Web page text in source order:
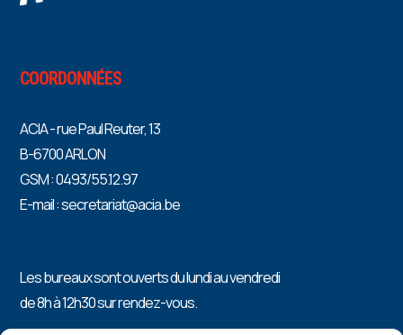
COORDONNÉES
ACIA - rue Paul Reuter, 13
B-6700 ARLON
GSM : 0493/55.12.97
E-mail : secretariat@acia.be
Les bureaux sont ouverts du lundi au vendredi
de 8h à 12h30 sur rendez-vous.